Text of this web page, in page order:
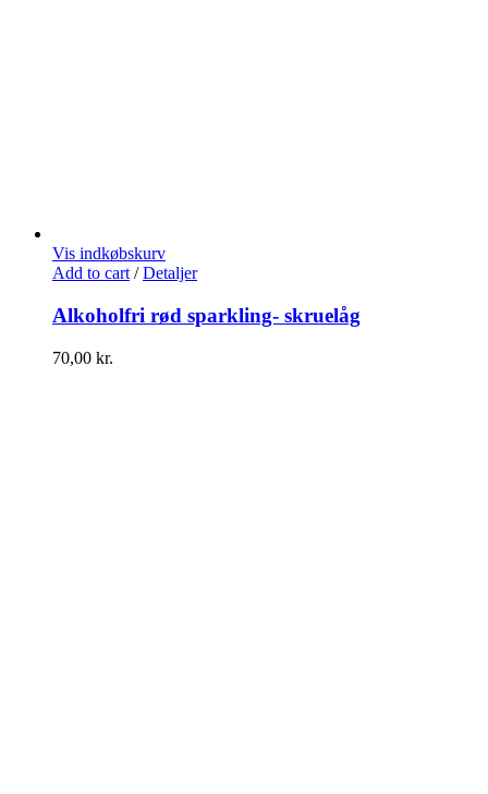
Vis indkøbskurv
Add to cart / Detaljer
Alkoholfri rød sparkling- skruelåg
70,00 kr.